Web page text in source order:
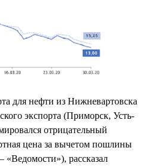
для нефти из Нижневартовска
экспорта (Приморск, Усть-
отрицательный
цена за вычетом пошлины
«Ведомости»), рассказал